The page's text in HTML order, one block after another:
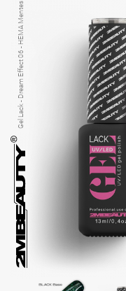
Gel Lack - Dream Effect 06 - HEMA Mentes